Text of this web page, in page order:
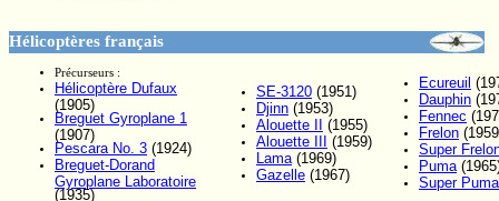
Hélicoptères français
Précurseurs :
Hélicoptère Dufaux
(1905)
Breguet Gyroplane 1
(1907)
Pescara No. 3 (1924)
Breguet-Dorand
Gyroplane Laboratoire
(1935)
SE-3120 (1951)
Djinn (1953)
Alouette II (1955)
Alouette III (1959)
Lama (1969)
Gazelle (1967)
Ecureuil
Dauphin
Fennec
Frelon
Super
Puma
Super Puma